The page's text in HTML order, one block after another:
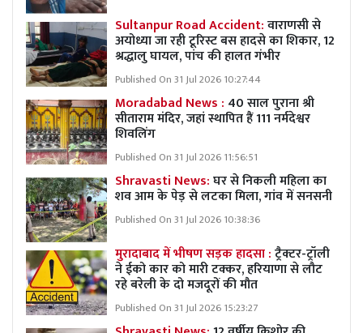
Sultanpur Road Accident:वाराणसी से
अयोध्या जा रही टूरिस्ट बस हादसे का शिकार, 12
श्रद्धालु घायल, पांच की हालत गंभीर
Published On 31 Jul 2026 10:27:44
Moradabad News : 40 साल पुराना श्री
सीताराम मंदिर, जहां स्थापित हैं 111 नर्मदेश्वर
शिवलिंग
Published On 31 Jul 2026 11:56:51
Shravasti News:घर से निकली महिला का
शव आम के पेड़ से लटका मिला, गांव में सनसनी
Published On 31 Jul 2026 10:38:36
मुरादाबाद में भीषण सड़क हादसा :ट्रैक्टर-ट्रॉली
ने ईको कार को मारी टक्कर, हरियाणा से लौट
रहे बरेली के दो मजदूरों की मौत
Published On 31 Jul 2026 15:23:27